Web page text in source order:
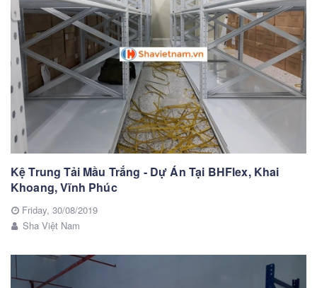
Kệ Trung Tải Mầu Trắng - Dự Án Tại BHFlex, Khai
Khoang, Vĩnh Phúc
Friday, 30/08/2019
Sha Việt Nam